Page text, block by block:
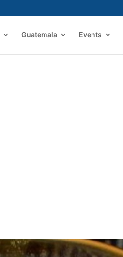
Guatemala Events